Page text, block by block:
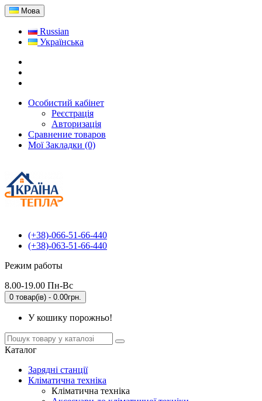
Мова
Russian
Українська
Особистий кабінет
Реєстрація
Авторизація
Сравнение товаров
Мої Закладки (0)
(+38)-066-51-66-440
(+38)-063-51-66-440
Режим работы
8.00-19.00 Пн-Вс
0 товар(ів) - 0.00грн.
У кошику порожньо!
Каталог
Зарядні станції
Кліматична техніка
Кліматична техніка